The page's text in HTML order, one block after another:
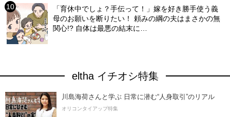
「育休中でしょ？手伝って！」嫁を好き勝手使う義
母のお願いを断りたい！ 頼みの綱の夫はまさかの無
関心!? 自体は最悪の結末に…
eltha イチオシ特集
川島海荷さんと学ぶ 日常に潜む“人身取引”のリアル
オリコンタイアップ特集